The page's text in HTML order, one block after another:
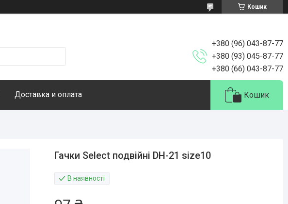
Кошик
+380 (96) 043-87-77
+380 (93) 045-87-77
+380 (66) 043-87-77
Доставка и оплата Кошик
Гачки Select подвійні DH-21 size10
В наявності